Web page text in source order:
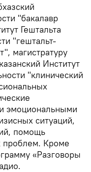
"бакалавр
Гештальта
"гештальт-
магистратуру
Институт
"клинический
эмоциональными
ситуаций,
помощь
проблем. Кроме
«Разговоры